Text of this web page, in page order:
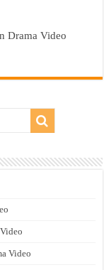
Drama Video
Video